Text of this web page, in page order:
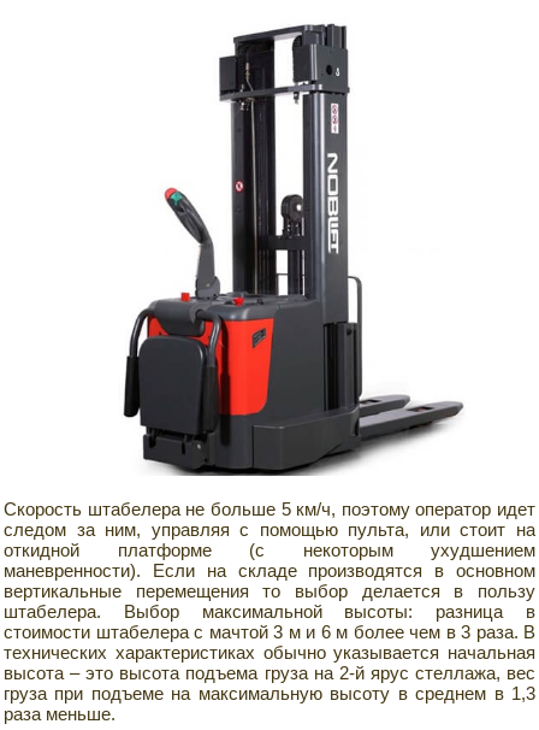
Скорость штабелера не больше 5 км/ч, поэтому оператор идет
следом за ним, управляя с помощью пульта, или стоит на
откидной платформе (с некоторым ухудшением
маневренности). Если на складе производятся в основном
вертикальные перемещения то выбор делается в пользу
штабелера. Выбор максимальной высоты: разница в
стоимости штабелера с мачтой 3 м и 6 м более чем в 3 раза. В
технических характеристиках обычно указывается начальная
высота – это высота подъема груза на 2-й ярус стеллажа, вес
груза при подъеме на максимальную высоту в среднем в 1,3
раза меньше.